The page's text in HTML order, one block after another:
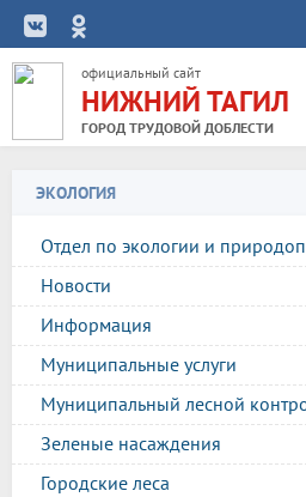
официальный сайт
НИЖНИЙ ТАГИЛ
ГОРОД ТРУДОВОЙ ДОБЛЕСТИ
ЭКОЛОГИЯ
Отдел по экологии и
Новости
Информация
Муниципальные услуги
Муниципальный лесной
Зеленые насаждения
Городские леса